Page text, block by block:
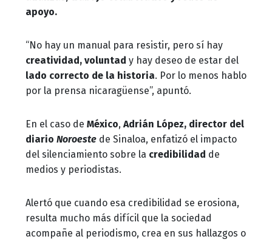
apoyo.
“No hay un manual para resistir, pero sí hay
creatividad, voluntad y hay deseo de estar del
lado correcto de la historia. Por lo menos hablo
por la prensa nicaragüense”, apuntó.
En el caso de México, Adrián López, director del
diario Noroeste de Sinaloa, enfatizó el impacto
del silenciamiento sobre la credibilidad de
medios y periodistas.
Alertó que cuando esa credibilidad se erosiona,
resulta mucho más difícil que la sociedad
acompañe al periodismo, crea en sus hallazgos o